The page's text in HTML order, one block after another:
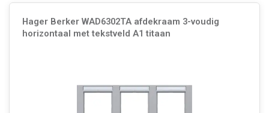
Hager Berker WAD6302TA afdekraam 3-voudig
horizontaal met tekstveld A1 titaan